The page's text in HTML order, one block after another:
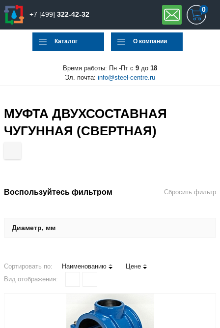
+7 [499] 322-42-32
0
Каталог О компании
Время работы: Пн -Пт с 9 до 18
Эл. почта: info@steel-centre.ru
МУФТА ДВУХСОСТАВНАЯ
ЧУГУННАЯ (СВЕРТНАЯ)
Воспользуйтесь фильтром Сбросить фильтр
Диаметр, мм
Сортировать по: Наименованию
Цене
Вид отображения: